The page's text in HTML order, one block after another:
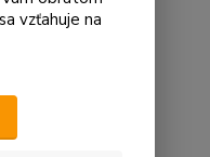
vzťahuje na